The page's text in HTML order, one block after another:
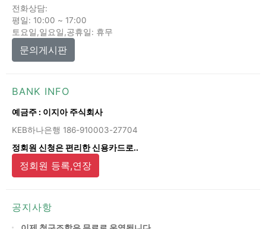
전화상담:
평일: 10:00 ~ 17:00
토요일,일요일,공휴일: 휴무
문의게시판
BANK INFO
예금주 : 이지아 주식회사
KEB하나은행 186-910003-27704
정회원 신청은 편리한 신용카드로..
정회원 등록,연장
공지사항